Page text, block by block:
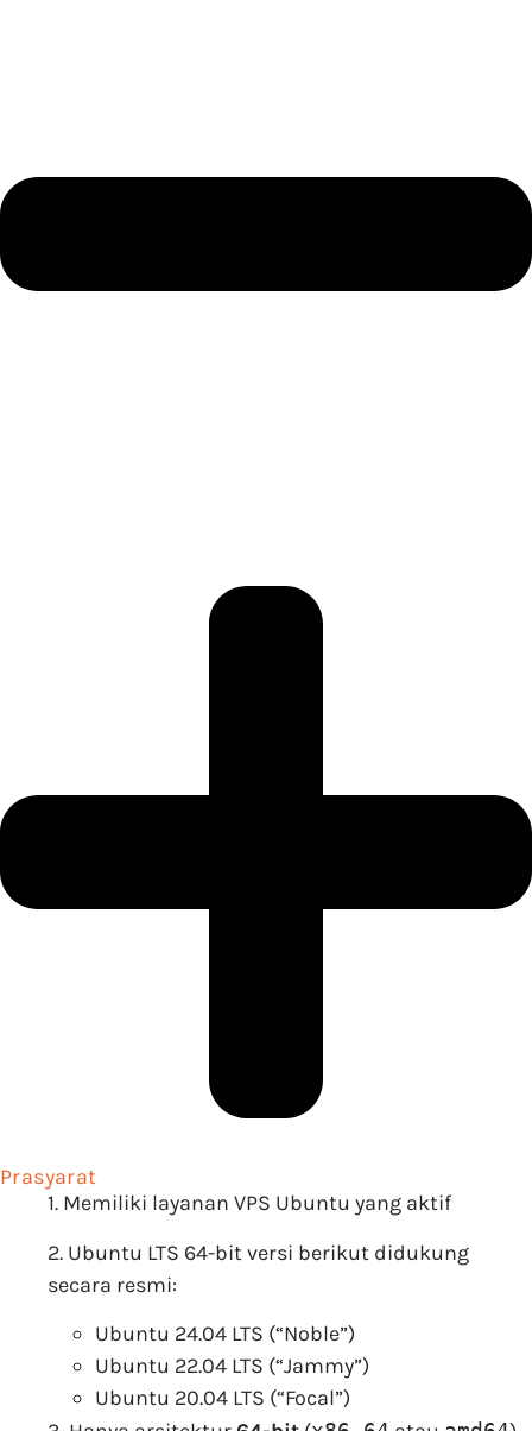
Prasyarat
1. Memiliki layanan VPS Ubuntu yang aktif
2. Ubuntu LTS 64-bit versi berikut didukung
secara resmi:
Ubuntu 24.04 LTS (“Noble”)
Ubuntu 22.04 LTS (“Jammy”)
Ubuntu 20.04 LTS (“Focal”)